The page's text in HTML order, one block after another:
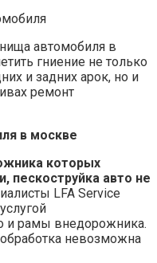
автомобиля в
гниение не только
и задних арок, но и
ремонт
которых
пескоструйка авто не
LFA Service
и рамы внедорожника.
обработка невозможна